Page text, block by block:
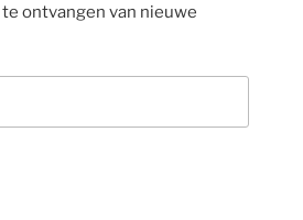
ontvangen van nieuwe